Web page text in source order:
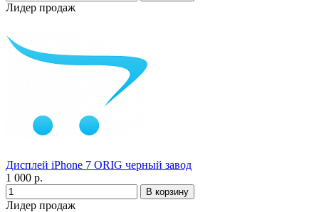
Лидер продаж
Дисплей iPhone 7 ORIG черный завод
1 000 р.
Лидер продаж